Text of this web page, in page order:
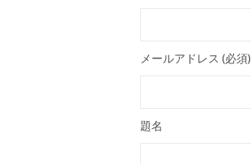
メールアドレス (必須)
題名